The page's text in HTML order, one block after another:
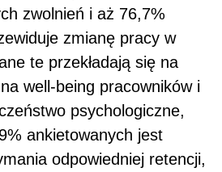
zwolnień i aż 76,7%
zmianę pracy w
te przekładają się na
well-being pracowników i
psychologiczne,
ankietowanych jest
odpowiedniej retencji,